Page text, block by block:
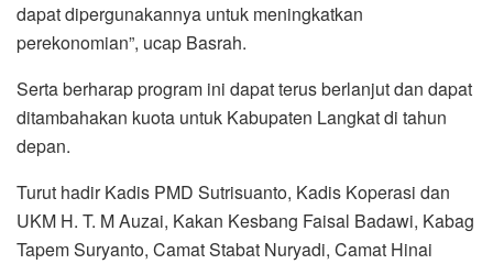
dapat dipergunakannya untuk meningkatkan
perekonomian”, ucap Basrah.
Serta berharap program ini dapat terus berlanjut dan dapat
ditambahakan kuota untuk Kabupaten Langkat di tahun
depan.
Turut hadir Kadis PMD Sutrisuanto, Kadis Koperasi dan
UKM H. T. M Auzai, Kakan Kesbang Faisal Badawi, Kabag
Tapem Suryanto, Camat Stabat Nuryadi, Camat Hinai